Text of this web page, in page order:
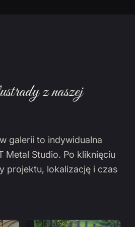
z naszej
galerii to indywidualna
Metal Studio. Po kliknięciu
projektu, lokalizację i czas